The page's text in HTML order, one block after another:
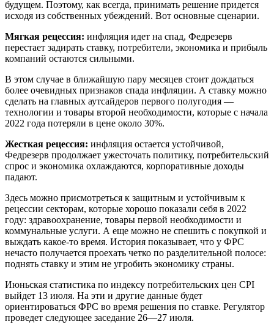
будущем. Поэтому, как всегда, принимать решение придется
исходя из собственных убеждений. Вот основные сценарии.
Мягкая рецессия: инфляция идет на спад, Федрезерв
перестает задирать ставку, потребители, экономика и прибыль
компаний остаются сильными.
В этом случае в ближайшую пару месяцев стоит дождаться
более очевидных признаков спада инфляции. А ставку можно
сделать на главных аутсайдеров первого полугодия —
технологии и товары второй необходимости, которые с начала
2022 года потеряли в цене около 30%.
Жесткая рецессия: инфляция остается устойчивой,
Федрезерв продолжает ужесточать политику, потребительский
спрос и экономика охлаждаются, корпоративные доходы
падают.
Здесь можно присмотреться к защитным и устойчивым к
рецессии секторам, которые хорошо показали себя в 2022
году: здравоохранение, товары первой необходимости и
коммунальные услуги. А еще можно не спешить с покупкой и
выждать какое-то время. История показывает, что у ФРС
нечасто получается проехать четко по разделительной полосе:
поднять ставку и этим не угробить экономику страны.
Июньская статистика по индексу потребительских цен CPI
выйдет 13 июля. На эти и другие данные будет
ориентироваться ФРС во время решения по ставке. Регулятор
проведет следующее заседание 26—27 июля.